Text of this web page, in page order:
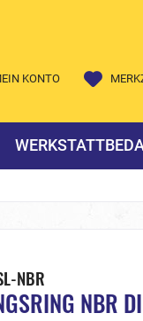
KONTO
NBR
NBR